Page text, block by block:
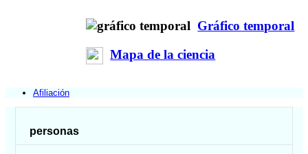
Gráfico temporal
Mapa de la ciencia
Afiliación
personas